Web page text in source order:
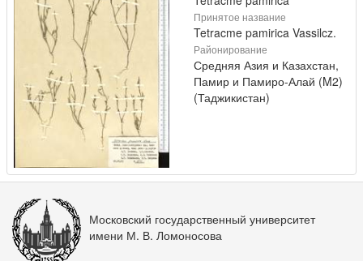
Принятое название
Tetracme pamirica Vassilcz.
Районирование
Средняя Азия и Казахстан,
Памир и Памиро-Алай (M2)
(Таджикистан)
Московский государственный университет
имени М. В. Ломоносова